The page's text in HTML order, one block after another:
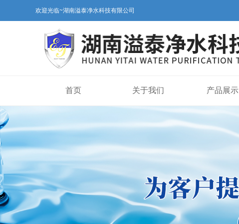
首页 关于我们 产品展示
欢迎光临~湖南溢泰净水科技有限公司